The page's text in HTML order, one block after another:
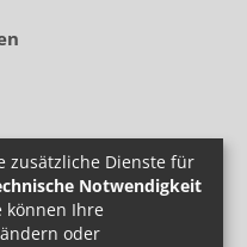
zusätzliche Dienste für
Notwendigkeit
können Ihre
oder